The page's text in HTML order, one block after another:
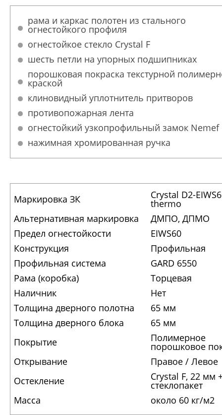
рама и каркас полотен из стального
огнестойкого профиля
огнестойкое стекло Crystal F
шесть петли на упорных подшипниках
порошковая покраска текстурной
краской
клиновидный уплотнитель притворов
противопожарная лента
огнестойкий узкопрофильный замок Nemef
нажимная хромированная ручка
Маркировка ЗК Crystal D2-
thermo
Альтернативная маркировка
ДМПО, ДПМО
Предел огнестойкости
EIWS60
Конструкция
Профильная
Профильная система
GARD 6550
Рама (коробка)
Торцевая
Наличник
Нет
Толщина дверного полотна
65 мм
Толщина дверного блока
65 мм
Покрытие
Полимерное
порошковое
Открывание
Правое / Левое
Остекление
Crystal F, 22 мм
стеклопакет
Масса
около 60 кг/м2